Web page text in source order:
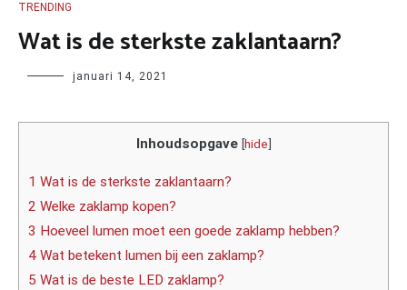
TRENDING
Wat is de sterkste zaklantaarn?
Author januari 14, 2021
Inhoudsopgave [hide]
1 Wat is de sterkste zaklantaarn?
2 Welke zaklamp kopen?
3 Hoeveel lumen moet een goede zaklamp hebben?
4 Wat betekent lumen bij een zaklamp?
5 Wat is de beste LED zaklamp?